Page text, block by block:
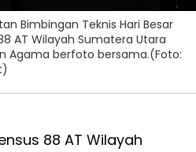
Bimbingan Teknis Hari Besar
AT Wilayah Sumatera Utara
Agama berfoto bersama.(Foto:
88 AT Wilayah